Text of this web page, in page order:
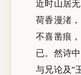
近时山居
荷香漫渚
不喜凿痕
已。然诗
与兄论及“